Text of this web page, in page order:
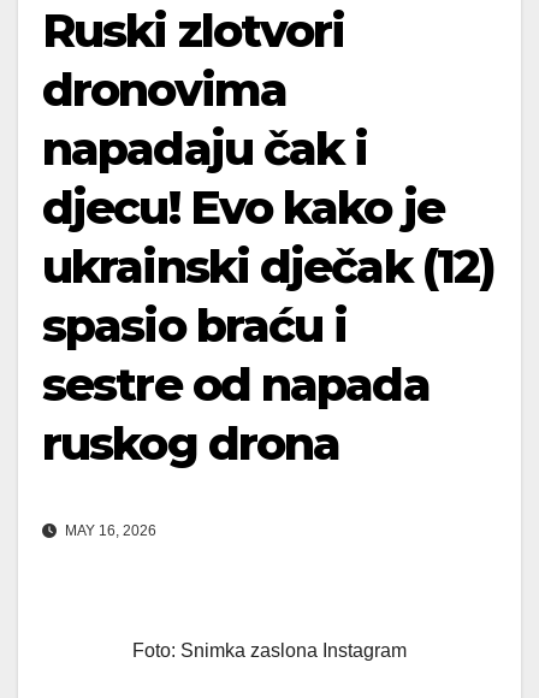
Ruski zlotvori
dronovima
napadaju čak i
djecu! Evo kako je
ukrainski dječak (12)
spasio braću i
sestre od napada
ruskog drona
MAY 16, 2026
Foto: Snimka zaslona Instagram